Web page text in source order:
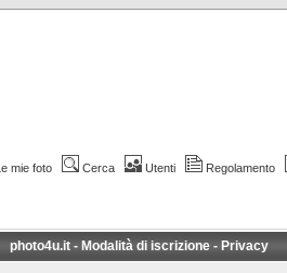
mie foto Cerca Utenti Regolamento
photo4u.it - Modalità di iscrizione - Privacy